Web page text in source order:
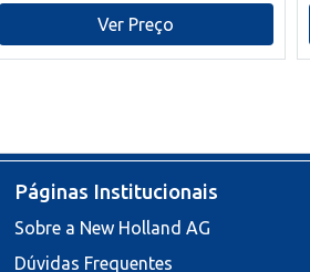
Ver Preço
Páginas Institucionais
Sobre a New Holland AG
Dúvidas Frequentes